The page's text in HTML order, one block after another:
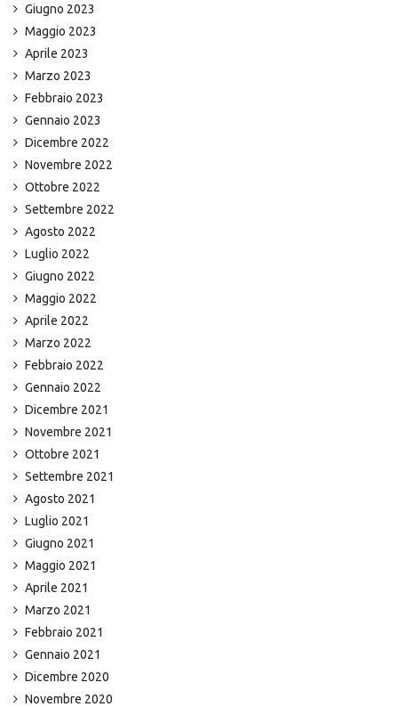
Giugno 2023
Maggio 2023
Aprile 2023
Marzo 2023
Febbraio 2023
Gennaio 2023
Dicembre 2022
Novembre 2022
Ottobre 2022
Settembre 2022
Agosto 2022
Luglio 2022
Giugno 2022
Maggio 2022
Aprile 2022
Marzo 2022
Febbraio 2022
Gennaio 2022
Dicembre 2021
Novembre 2021
Ottobre 2021
Settembre 2021
Agosto 2021
Luglio 2021
Giugno 2021
Maggio 2021
Aprile 2021
Marzo 2021
Febbraio 2021
Gennaio 2021
Dicembre 2020
Novembre 2020